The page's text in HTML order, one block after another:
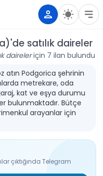
satılık daireler
daireleriçin 7 ilan bulundu
atın Podgorica şehrinin
metrekare, oda
kat ve eşya durumu
bulunmaktadır. Bütçe
arayanlar için
çıktığında Telegram